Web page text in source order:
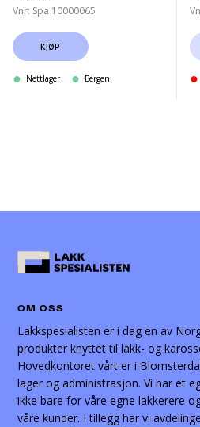
Vnr: Spa 10000065
KJØP
Nettlager Bergen
OM OSS
Lakkspesialisten er i dag en av
produkter knyttet til lakk- og
Hovedkontoret vårt er i
lager og administrasjon. Vi har et
ikke bare for våre egne lakkerere
våre kunder. I tillegg har vi